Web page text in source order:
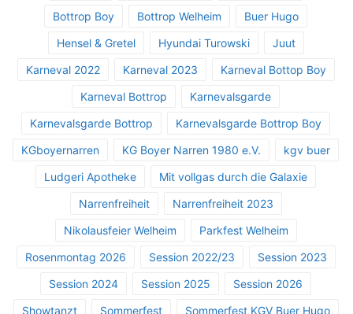
Bottrop Boy
Bottrop Welheim
Buer Hugo
Hensel & Gretel
Hyundai Turowski
Juut
Karneval 2022
Karneval 2023
Karneval Bottop Boy
Karneval Bottrop
Karnevalsgarde
Karnevalsgarde Bottrop
Karnevalsgarde Bottrop Boy
KGboyernarren
KG Boyer Narren 1980 e.V.
kgv buer
Ludgeri Apotheke
Mit vollgas durch die Galaxie
Narrenfreiheit
Narrenfreiheit 2023
Nikolausfeier Welheim
Parkfest Welheim
Rosenmontag 2026
Session 2022/23
Session 2023
Session 2024
Session 2025
Session 2026
Showtanzt
Sommerfest
Sommerfest KGV Buer Hugo